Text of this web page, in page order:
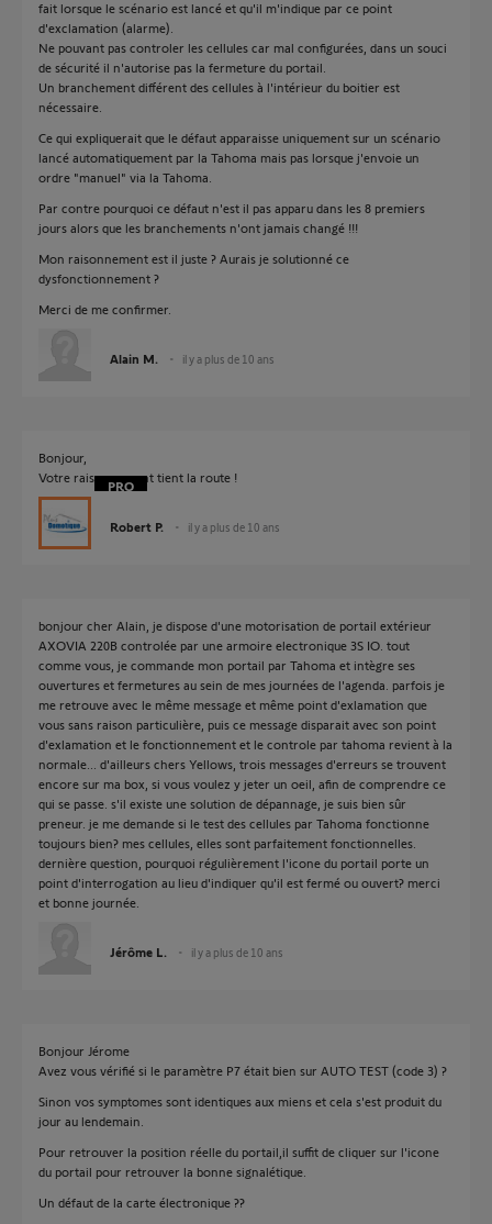
fait lorsque le scénario est lancé et qu'il m'indique par ce point
d'exclamation (alarme).
Ne pouvant pas controler les cellules car mal configurées, dans un souci
de sécurité il n'autorise pas la fermeture du portail.
Un branchement différent des cellules à l'intérieur du boitier est
nécessaire.
Ce qui expliquerait que le défaut apparaisse uniquement sur un scénario
lancé automatiquement par la Tahoma mais pas lorsque j'envoie un
ordre "manuel" via la Tahoma.
Par contre pourquoi ce défaut n'est il pas apparu dans les 8 premiers
jours alors que les branchements n'ont jamais changé !!!
Mon raisonnement est il juste ? Aurais je solutionné ce
dysfonctionnement ?
Merci de me confirmer.
Alain M. il y a plus de 10 ans
Bonjour,
Votre raisonnement tient la route !
Robert P. il y a plus de 10 ans
bonjour cher Alain, je dispose d'une motorisation de portail extérieur
AXOVIA 220B controlée par une armoire electronique 3S IO. tout
comme vous, je commande mon portail par Tahoma et intègre ses
ouvertures et fermetures au sein de mes journées de l'agenda. parfois je
me retrouve avec le même message et même point d'exlamation que
vous sans raison particulière, puis ce message disparait avec son point
d'exlamation et le fonctionnement et le controle par tahoma revient à la
normale... d'ailleurs chers Yellows, trois messages d'erreurs se trouvent
encore sur ma box, si vous voulez y jeter un oeil, afin de comprendre ce
qui se passe. s'il existe une solution de dépannage, je suis bien sûr
preneur. je me demande si le test des cellules par Tahoma fonctionne
toujours bien? mes cellules, elles sont parfaitement fonctionnelles.
dernière question, pourquoi régulièrement l'icone du portail porte un
point d'interrogation au lieu d'indiquer qu'il est fermé ou ouvert? merci
et bonne journée.
Jérôme L. il y a plus de 10 ans
Bonjour Jérome
Avez vous vérifié si le paramètre P7 était bien sur AUTO TEST (code 3) ?
Sinon vos symptomes sont identiques aux miens et cela s'est produit du
jour au lendemain.
Pour retrouver la position réelle du portail,il suffit de cliquer sur l'icone
du portail pour retrouver la bonne signalétique.
Un défaut de la carte électronique ??